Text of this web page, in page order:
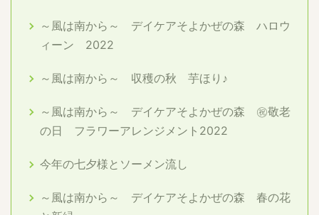
～風は南から～ デイケアそよかぜの森 ハロウ
ィーン 2022
～風は南から～ 収穫の秋 芋ほり♪
～風は南から～ デイケアそよかぜの森 ㊗敬老
の日 フラワーアレンジメント2022
今年の七夕様とソーメン流し
～風は南から～ デイケアそよかぜの森 春の花